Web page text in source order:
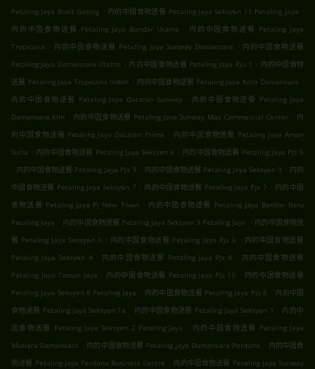
Petaling Jaya Bukit Gasing . 内的中国食物送餐 Petaling Jaya Seksyen 11 Petaling Jaya .
内的中国食物送餐 Petaling Jaya Bandar Utama . 内的中国食物送餐 Petaling Jaya
Tropicana . 内的中国食物送餐 Petaling Jaya Sunway Damansara . 内的中国食物送餐
Petaling Jaya Damansara Utama . 内的中国食物送餐 Petaling Jaya Pju 1 . 内的中国食物
送餐 Petaling Jaya Tropicana Indah . 内的中国食物送餐 Petaling Jaya Kota Damansara .
内的中国食物送餐 Petaling Jaya Dataran Sunway . 内的中国食物送餐 Petaling Jaya
Damansara Kim . 内的中国食物送餐 Petaling Jaya Sunway Mas Commercial Center . 内
的中国食物送餐 Petaling Jaya Dataran Prima . 内的中国食物送餐 Petaling Jaya Aman
Suria . 内的中国食物送餐 Petaling Jaya Seksyen 6 . 内的中国食物送餐 Petaling Jaya Pjs 6
. 内的中国食物送餐 Petaling Jaya Pjs 9 . 内的中国食物送餐 Petaling Jaya Seksyen 9 . 内的
中国食物送餐 Petaling Jaya Seksyen 7 . 内的中国食物送餐 Petaling Jaya Pjs 7 . 内的中国
食物送餐 Petaling Jaya Pj New Town . 内的中国食物送餐 Petaling Jaya Bandar Baru
Petaling Jaya . 内的中国食物送餐 Petaling Jaya Seksyen 3 Petaling Jaya . 内的中国食物送
餐 Petaling Jaya Seksyen 3 . 内的中国食物送餐 Petaling Jaya Pjs 3 . 内的中国食物送餐
Petaling Jaya Seksyen 4 . 内的中国食物送餐 Petaling Jaya Pjs 4 . 内的中国食物送餐
Petaling Jaya Taman Jaya . 内的中国食物送餐 Petaling Jaya Pjs 10 . 内的中国食物送餐
Petaling Jaya Seksyen 8 Petaling Jaya . 内的中国食物送餐 Petaling Jaya Pjs 8 . 内的中国
食物送餐 Petaling Jaya Seksyen 1a . 内的中国食物送餐 Petaling Jaya Seksyen 1 . 内的中
国食物送餐 Petaling Jaya Seksyen 2 Petaling Jaya
. 内的中国食物送餐 Petaling Jaya
Mutiara Damansara . 内的中国食物送餐 Petaling Jaya Damansara Perdana . 内的中国食
物送餐 Petaling Jaya Perdana Business Centre . 内的中国食物送餐 Petaling Jaya Sunway